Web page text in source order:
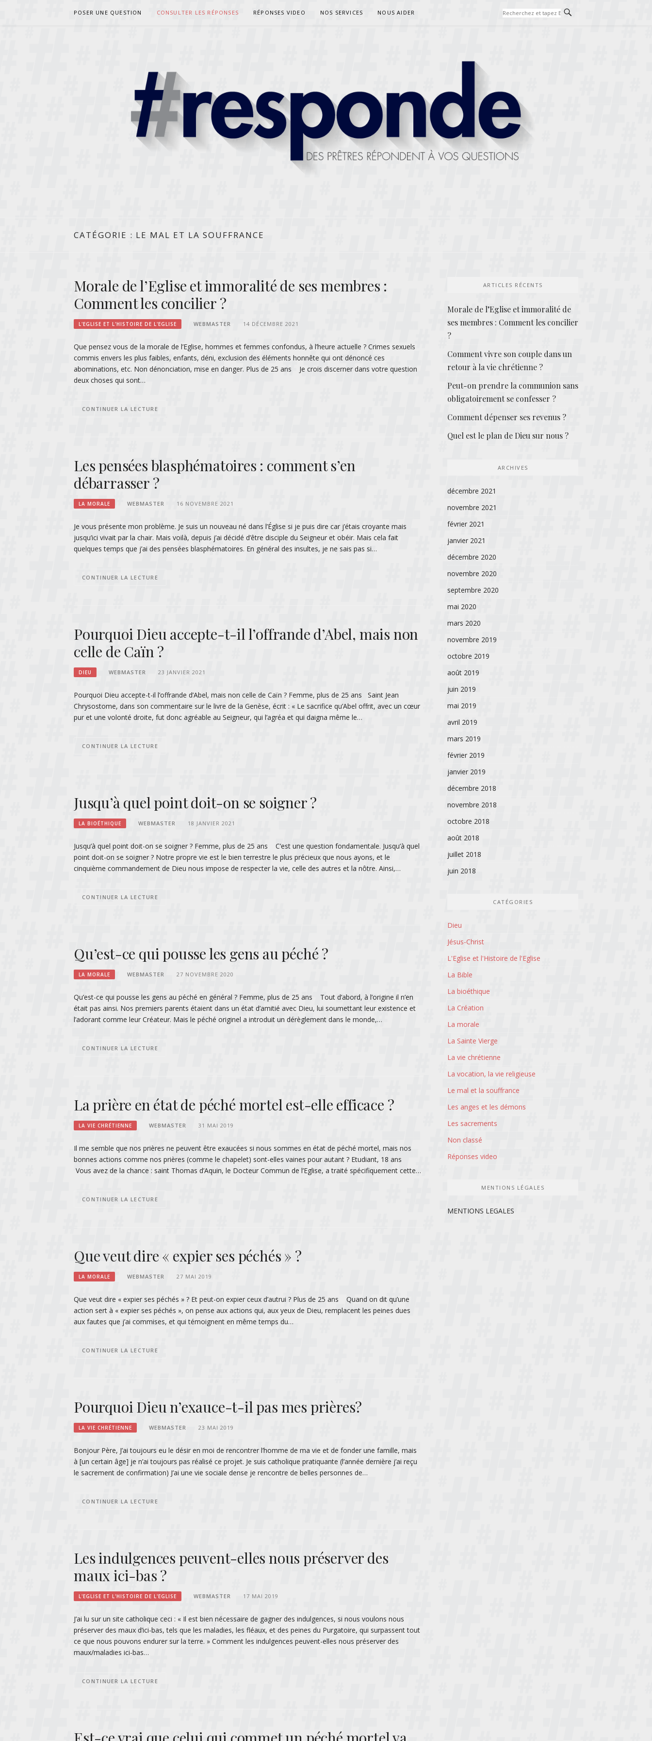
POSER UNE QUESTION CONSULTER LES RÉPONSES RÉPONSES VIDEO NOS SERVICES NOUS AIDER
CATÉGORIE : LE MAL ET LA SOUFFRANCE
Morale de l’Eglise et immoralité de ses membres :
Comment les concilier ?
L'EGLISE ET L'HISTOIRE DE L'EGLISE WEBMASTER 14 DÉCEMBRE 2021
Que pensez vous de la morale de l’Eglise, hommes et femmes confondus, à l’heure actuelle ? Crimes sexuels
commis envers les plus faibles, enfants, déni, exclusion des éléments honnête qui ont dénoncé ces
abominations, etc. Non dénonciation, mise en danger. Plus de 25 ans Je crois discerner dans votre question
deux choses qui sont…
CONTINUER LA LECTURE
Les pensées blasphématoires : comment s’en
débarrasser ?
LA MORALE WEBMASTER 16 NOVEMBRE 2021
Je vous présente mon problème. Je suis un nouveau né dans l’Église si je puis dire car j’étais croyante mais
jusqu’ici vivait par la chair. Mais voilà, depuis j’ai décidé d’être disciple du Seigneur et obéir. Mais cela fait
quelques temps que j’ai des pensées blasphématoires. En général des insultes, je ne sais pas si…
CONTINUER LA LECTURE
Pourquoi Dieu accepte-t-il l’offrande d’Abel, mais non
celle de Caïn ?
DIEU WEBMASTER 23 JANVIER 2021
Pourquoi Dieu accepte-t-il l’offrande d’Abel, mais non celle de Caïn ? Femme, plus de 25 ans Saint Jean
Chrysostome, dans son commentaire sur le livre de la Genèse, écrit : « Le sacrifice qu’Abel offrit, avec un cœur
pur et une volonté droite, fut donc agréable au Seigneur, qui l’agréa et qui daigna même le…
CONTINUER LA LECTURE
Jusqu’à quel point doit-on se soigner ?
LA BIOÉTHIQUE WEBMASTER 18 JANVIER 2021
Jusqu’à quel point doit-on se soigner ? Femme, plus de 25 ans C’est une question fondamentale. Jusqu’à quel
point doit-on se soigner ? Notre propre vie est le bien terrestre le plus précieux que nous ayons, et le
cinquième commandement de Dieu nous impose de respecter la vie, celle des autres et la nôtre. Ainsi,…
CONTINUER LA LECTURE
Qu’est-ce qui pousse les gens au péché ?
LA MORALE WEBMASTER 27 NOVEMBRE 2020
Qu’est-ce qui pousse les gens au péché en général ? Femme, plus de 25 ans Tout d’abord, à l’origine il n’en
était pas ainsi. Nos premiers parents étaient dans un état d’amitié avec Dieu, lui soumettant leur existence et
l’adorant comme leur Créateur. Mais le péché originel a introduit un dérèglement dans le monde,…
CONTINUER LA LECTURE
La prière en état de péché mortel est-elle efficace ?
LA VIE CHRÉTIENNE WEBMASTER 31 MAI 2019
Il me semble que nos prières ne peuvent être exaucées si nous sommes en état de péché mortel, mais nos
bonnes actions comme nos prières (comme le chapelet) sont-elles vaines pour autant ? Etudiant, 18 ans
Vous avez de la chance : saint Thomas d’Aquin, le Docteur Commun de l’Eglise, a traité spécifiquement cette…
CONTINUER LA LECTURE
Que veut dire « expier ses péchés » ?
LA MORALE WEBMASTER 27 MAI 2019
Que veut dire « expier ses péchés » ? Et peut-on expier ceux d’autrui ? Plus de 25 ans Quand on dit qu’une
action sert à « expier ses péchés », on pense aux actions qui, aux yeux de Dieu, remplacent les peines dues
aux fautes que j’ai commises, et qui témoignent en même temps du…
CONTINUER LA LECTURE
Pourquoi Dieu n’exauce-t-il pas mes prières?
LA VIE CHRÉTIENNE WEBMASTER 23 MAI 2019
Bonjour Père, J’ai toujours eu le désir en moi de rencontrer l’homme de ma vie et de fonder une famille, mais
à [un certain âge] je n’ai toujours pas réalisé ce projet. Je suis catholique pratiquante (l’année dernière j’ai reçu
le sacrement de confirmation) J’ai une vie sociale dense je rencontre de belles personnes de…
CONTINUER LA LECTURE
Les indulgences peuvent-elles nous préserver des
maux ici-bas ?
L'EGLISE ET L'HISTOIRE DE L'EGLISE WEBMASTER 17 MAI 2019
J’ai lu sur un site catholique ceci : « Il est bien nécessaire de gagner des indulgences, si nous voulons nous
préserver des maux d’ici-bas, tels que les maladies, les fléaux, et des peines du Purgatoire, qui surpassent tout
ce que nous pouvons endurer sur la terre. » Comment les indulgences peuvent-elles nous préserver des
maux/maladies ici-bas…
CONTINUER LA LECTURE
ARTICLES RÉCENTS
Morale de l’Eglise et immoralité de
ses membres : Comment les concilier
?
Comment vivre son couple dans un
retour à la vie chrétienne ?
Peut-on prendre la communion sans
obligatoirement se confesser ?
Comment dépenser ses revenus ?
Quel est le plan de Dieu sur nous ?
ARCHIVES
décembre 2021
novembre 2021
février 2021
janvier 2021
décembre 2020
novembre 2020
septembre 2020
mai 2020
mars 2020
novembre 2019
octobre 2019
août 2019
juin 2019
mai 2019
avril 2019
mars 2019
février 2019
janvier 2019
décembre 2018
novembre 2018
octobre 2018
août 2018
juillet 2018
juin 2018
CATÉGORIES
Dieu
Jésus-Christ
L'Eglise et l'Histoire de l'Eglise
La Bible
La bioéthique
La Création
La morale
La Sainte Vierge
La vie chrétienne
La vocation, la vie religieuse
Le mal et la souffrance
Les anges et les démons
Les sacrements
Non classé
Réponses video
MENTIONS LÉGALES
MENTIONS LEGALES